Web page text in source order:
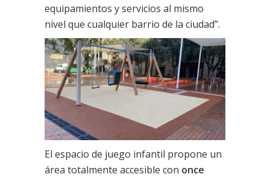
equipamientos y servicios al mismo
nivel que cualquier barrio de la ciudad”.
El espacio de juego infantil propone un
área totalmente accesible con once